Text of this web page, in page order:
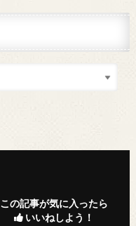
この記事が気に入ったら
いいねしよう！